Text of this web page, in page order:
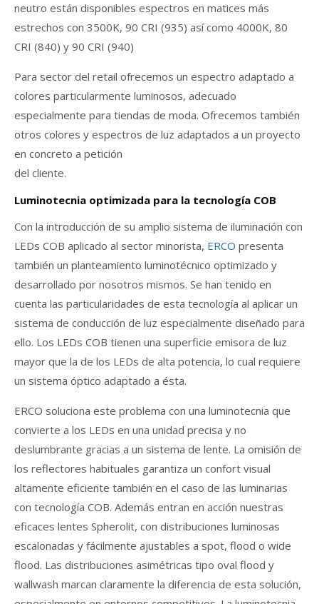
neutro están disponibles espectros en matices más
estrechos con 3500K, 90 CRI (935) así como 4000K, 80
CRI (840) y 90 CRI (940)
Para sector del retail ofrecemos un espectro adaptado a
colores particularmente luminosos, adecuado
especialmente para tiendas de moda. Ofrecemos también
otros colores y espectros de luz adaptados a un proyecto
en concreto a petición
del cliente.
Luminotecnia optimizada para la tecnología COB
Con la introducción de su amplio sistema de iluminación con
LEDs COB aplicado al sector minorista, ERCO presenta
también un planteamiento luminotécnico optimizado y
desarrollado por nosotros mismos. Se han tenido en
cuenta las particularidades de esta tecnología al aplicar un
sistema de conducción de luz especialmente diseñado para
ello. Los LEDs COB tienen una superficie emisora de luz
mayor que la de los LEDs de alta potencia, lo cual requiere
un sistema óptico adaptado a ésta.
ERCO soluciona este problema con una luminotecnia que
convierte a los LEDs en una unidad precisa y no
deslumbrante gracias a un sistema de lente. La omisión de
los reflectores habituales garantiza un confort visual
altamente eficiente también en el caso de las luminarias
con tecnología COB. Además entran en acción nuestras
eficaces lentes Spherolit, con distribuciones luminosas
escalonadas y fácilmente ajustables a spot, flood o wide
flood. Las distribuciones asimétricas tipo oval flood y
wallwash marcan claramente la diferencia de esta solución,